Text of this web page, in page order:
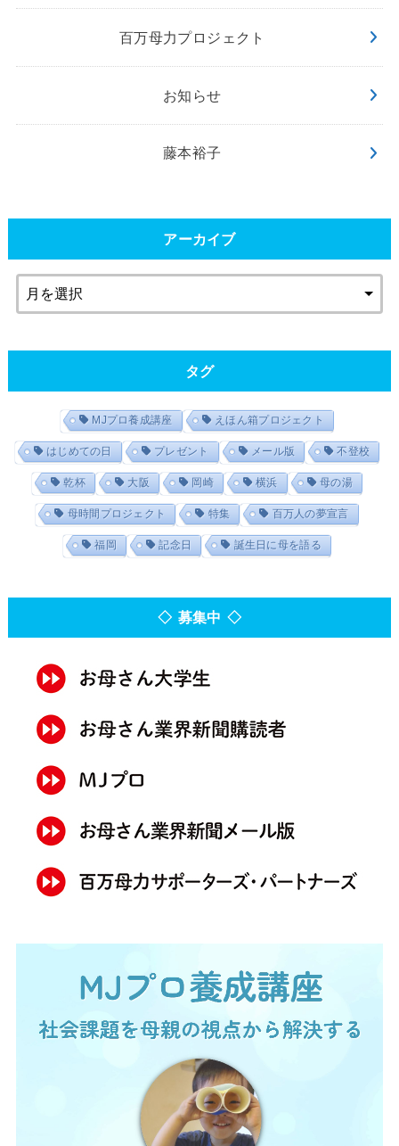
百万母力プロジェクト
お知らせ
藤本裕子
アーカイブ
タグ
MJプロ養成講座 えほん箱プロジェクト
はじめての日 プレゼント メール版 不登校
乾杯 大阪 岡崎 横浜 母の湯
母時間プロジェクト 特集 百万人の夢宣言
福岡 記念日 誕生日に母を語る
◇ 募集中 ◇